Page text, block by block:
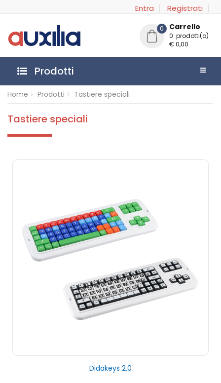
Entra Registrati
0 Carrello
0 prodotti(o)
€ 0,00
Prodotti
Home Prodotti Tastiere speciali
Tastiere speciali
Didakeys 2.0